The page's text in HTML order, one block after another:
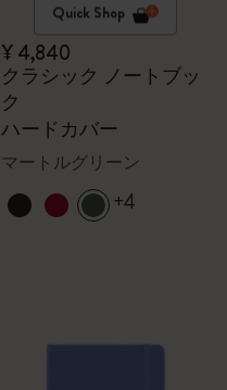
Quick Shop
¥ 4,840
クラシック ノートブッ
ク
ハードカバー
マートルグリーン
+4